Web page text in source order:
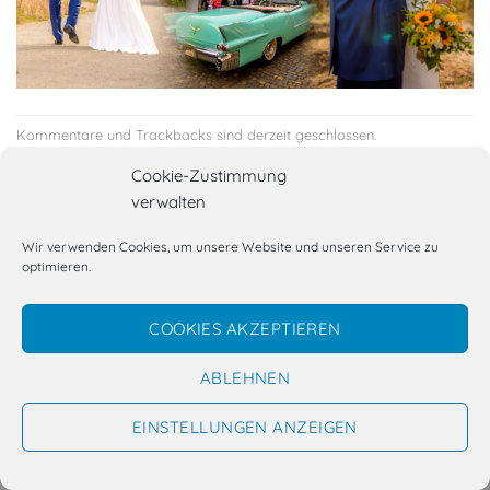
Cookie-Zustimmung
verwalten
Wir verwenden Cookies, um unsere Website und unseren Service zu
optimieren.
COOKIES AKZEPTIEREN
ABLEHNEN
EINSTELLUNGEN ANZEIGEN
Kommentare und Trackbacks sind derzeit geschlossen.
Kennst du schon Lukes Fotobox(en)?
KONTAKT & IMPRESSUM
COOKIE-RICHTLINIE (EU)
Copyright 2026 ©Luke Fox Photography